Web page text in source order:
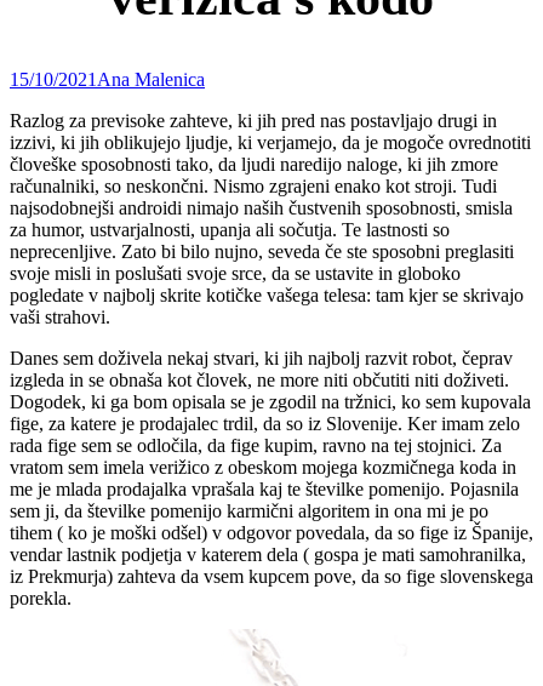
15/10/2021 Ana Malenica
Razlog za previsoke zahteve, ki jih pred nas postavljajo drugi in
izzivi, ki jih oblikujejo ljudje, ki verjamejo, da je mogoče ovrednotiti
človeške sposobnosti tako, da ljudi naredijo naloge, ki jih zmore
računalniki, so neskončni. Nismo zgrajeni enako kot stroji. Tudi
najsodobnejši androidi nimajo naših čustvenih sposobnosti, smisla
za humor, ustvarjalnosti, upanja ali sočutja. Te lastnosti so
neprecenljive. Zato bi bilo nujno, seveda če ste sposobni preglasiti
svoje misli in poslušati svoje srce, da se ustavite in globoko
pogledate v najbolj skrite kotičke vašega telesa: tam kjer se skrivajo
vaši strahovi.
Danes sem doživela nekaj stvari, ki jih najbolj razvit robot, čeprav
izgleda in se obnaša kot človek, ne more niti občutiti niti doživeti.
Dogodek, ki ga bom opisala se je zgodil na tržnici, ko sem kupovala
fige, za katere je prodajalec trdil, da so iz Slovenije. Ker imam zelo
rada fige sem se odločila, da fige kupim, ravno na tej stojnici. Za
vratom sem imela verižico z obeskom mojega kozmičnega koda in
me je mlada prodajalka vprašala kaj te številke pomenijo. Pojasnila
sem ji, da številke pomenijo karmični algoritem in ona mi je po
tihem ( ko je moški odšel) v odgovor povedala, da so fige iz Španije,
vendar lastnik podjetja v katerem dela ( gospa je mati samohranilka,
iz Prekmurja) zahteva da vsem kupcem pove, da so fige slovenskega
porekla.